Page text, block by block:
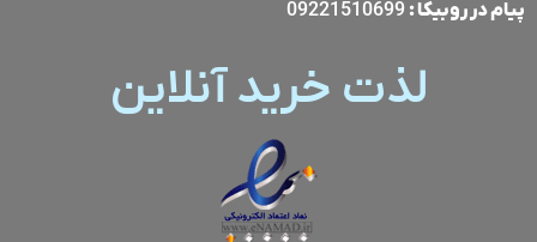
پیام در روبیکا:
لذت خرید آنلاین